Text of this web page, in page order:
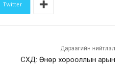
Twitter
Дараагийн нийтлэл
СХД: Өнөр хорооллын арын